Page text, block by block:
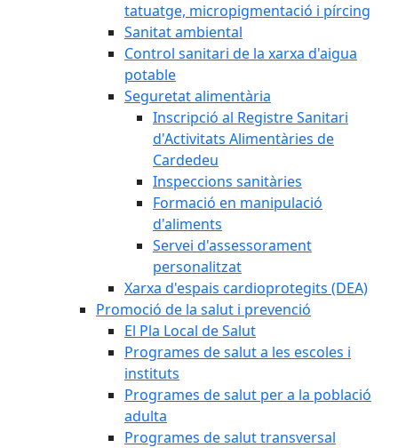
tatuatge, micropigmentació i pírcing
Sanitat ambiental
Control sanitari de la xarxa d'aigua
potable
Seguretat alimentària
Inscripció al Registre Sanitari
d'Activitats Alimentàries de
Cardedeu
Inspeccions sanitàries
Formació en manipulació
d'aliments
Servei d'assessorament
personalitzat
Xarxa d'espais cardioprotegits (DEA)
Promoció de la salut i prevenció
El Pla Local de Salut
Programes de salut a les escoles i
instituts
Programes de salut per a la població
adulta
Programes de salut transversal